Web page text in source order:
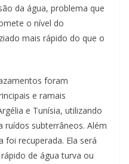
da água, problema que
o nível do
mais rápido do que o
foram
e ramais
e Tunísia, utilizando
subterrâneos. Além
foi recuperada. Ela será
de água turva ou